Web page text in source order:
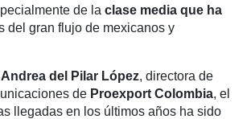
de la clase media que ha
del gran flujo de mexicanos y
Andrea del Pilar López, directora de
de Proexport Colombia, el
llegadas en los últimos años ha sido